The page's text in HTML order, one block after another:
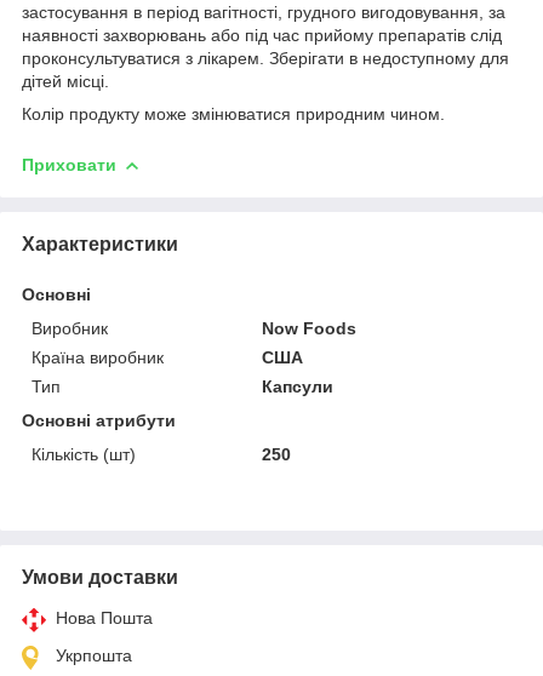
застосування в період вагітності, грудного вигодовування, за
наявності захворювань або під час прийому препаратів слід
проконсультуватися з лікарем. Зберігати в недоступному для
дітей місці.
Колір продукту може змінюватися природним чином.
Приховати
Характеристики
Основні
Виробник
Now Foods
Країна виробник
США
Тип
Капсули
Основні атрибути
Кількість (шт)
250
Умови доставки
Нова Пошта
Укрпошта